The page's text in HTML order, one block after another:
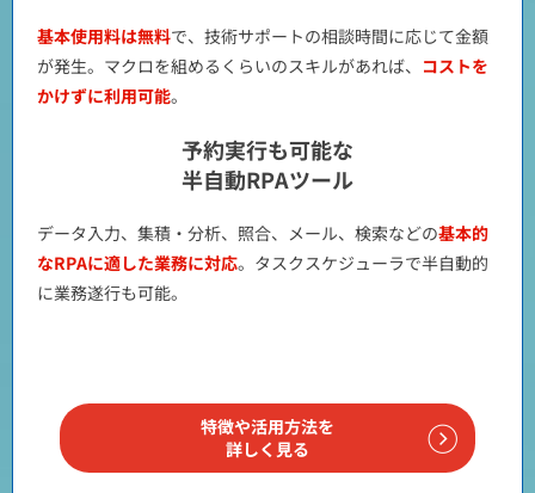
基本使用料は無料で、技術サポートの相談時間に応じて金額
が発生。マクロを組めるくらいのスキルがあれば、 コストを
かけずに利用可能。
予約実行も可能な
半自動RPAツール
データ入力、集積・分析、照合、メール、検索などの基本的
なRPAに適した業務に対応。タスクスケジューラで半自動的
に業務遂行も可能。
特徴や活用方法を
詳しく見る